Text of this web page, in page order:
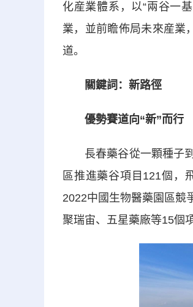
化産業體系，以“兩谷一
業，並前瞻佈局未來産業
道。
關鍵詞：新路徑
優勢賽道向“新”而行
長春藥谷從一顆種子到
區推進藥谷項目121個，
2022中國生物醫藥園區競
聚瑞宙、五星藥廠等15個